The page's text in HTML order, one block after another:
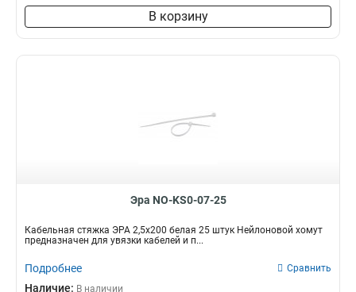
В корзину
Эра NO-KS0-07-25
Кабельная стяжка ЭРА 2,5х200 белая 25 штук Нейлоновой хомут
предназначен для увязки кабелей и п...
Подробнее Сравнить
Наличие: В наличии